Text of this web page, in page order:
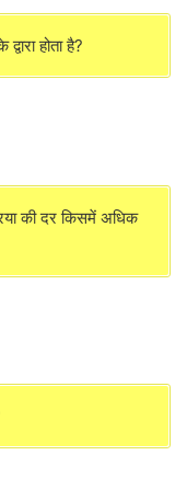
होता है?
की दर किसमें अधिक